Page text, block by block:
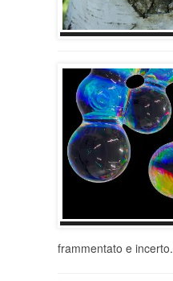
frammentato e incerto.